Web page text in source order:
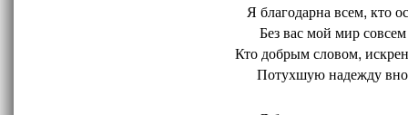
Я благодарна всем, кто
Без вас мой мир
Кто добрым словом,
Потухшую надежду